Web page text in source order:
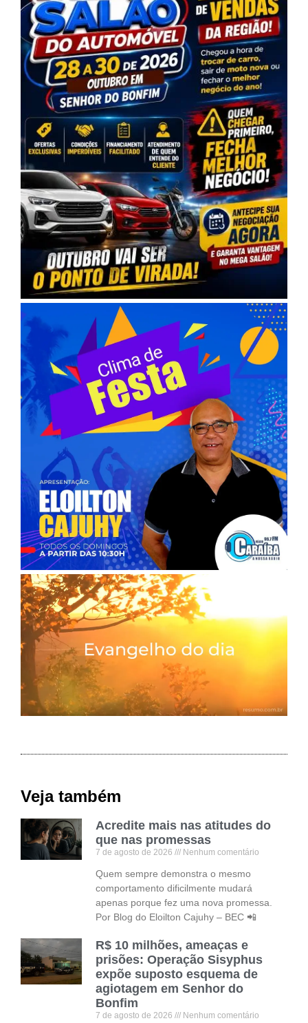
Veja também
Acredite mais nas atitudes do
que nas promessas
7 de agosto de 2026 Nenhum comentário
Quem sempre demonstra o mesmo
comportamento dificilmente mudará
apenas porque fez uma nova promessa.
Por Blog do Eloilton Cajuhy – BEC 📲
R$ 10 milhões, ameaças e
prisões: Operação Sisyphus
expõe suposto esquema de
agiotagem em Senhor do
Bonfim
7 de agosto de 2026 Nenhum comentário